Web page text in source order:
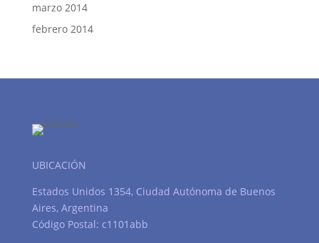
marzo 2014
febrero 2014
UBICACIÓN
Estados Unidos 1354, Ciudad Autónoma de Buenos
Aires, Argentina
Código Postal: c1101abb